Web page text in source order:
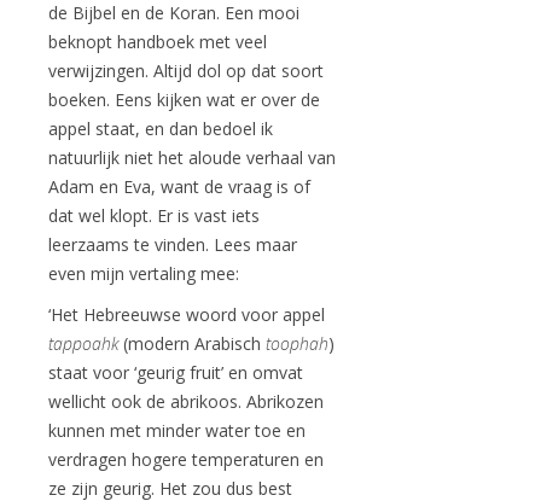
de Bijbel en de Koran. Een mooi
beknopt handboek met veel
verwijzingen. Altijd dol op dat soort
boeken. Eens kijken wat er over de
appel staat, en dan bedoel ik
natuurlijk niet het aloude verhaal van
Adam en Eva, want de vraag is of
dat wel klopt. Er is vast iets
leerzaams te vinden. Lees maar
even mijn vertaling mee:
‘Het Hebreeuwse woord voor appel
tappoahk(modern Arabisch toophah)
staat voor ‘geurig fruit’ en omvat
wellicht ook de abrikoos. Abrikozen
kunnen met minder water toe en
verdragen hogere temperaturen en
ze zijn geurig. Het zou dus best